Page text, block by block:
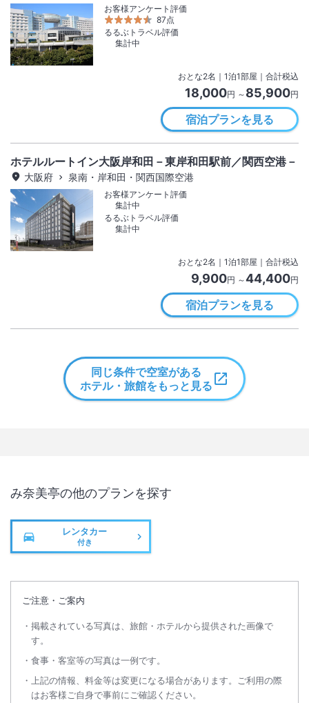
お客様アンケート評価
87点
るるぶトラベル評価
集計中
おとな2名 ｜ 1泊1部屋｜合計税込
18,000円 ～ 85,900円
宿泊プランを見る
ホテルルートイン大阪岸和田－東岸和田駅前／関西空港－
大阪府 泉南・岸和田・関西国際空港
お客様アンケート評価
集計中
るるぶトラベル評価
集計中
おとな2名 ｜ 1泊1部屋｜合計税込
9,900円 ～44,400円
宿泊プランを見る
同じ条件で空室がある
ホテル・旅館をもっと見る
み奈美亭の他のプランを探す
レンタカー
付き
ご注意・ご案内
掲載されている写真は、旅館・ホテルから提供された画像で
す。
食事・客室等の写真は一例です。
上記の情報、料金等は変更になる場合があります。ご利用の際
はお客様ご自身で事前にご確認ください。